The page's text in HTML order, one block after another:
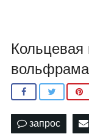
Кольцевая
вольфрама
запрос